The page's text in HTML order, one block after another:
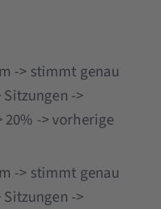
-> stimmt genau
->
-> vorherige
-> stimmt genau
->